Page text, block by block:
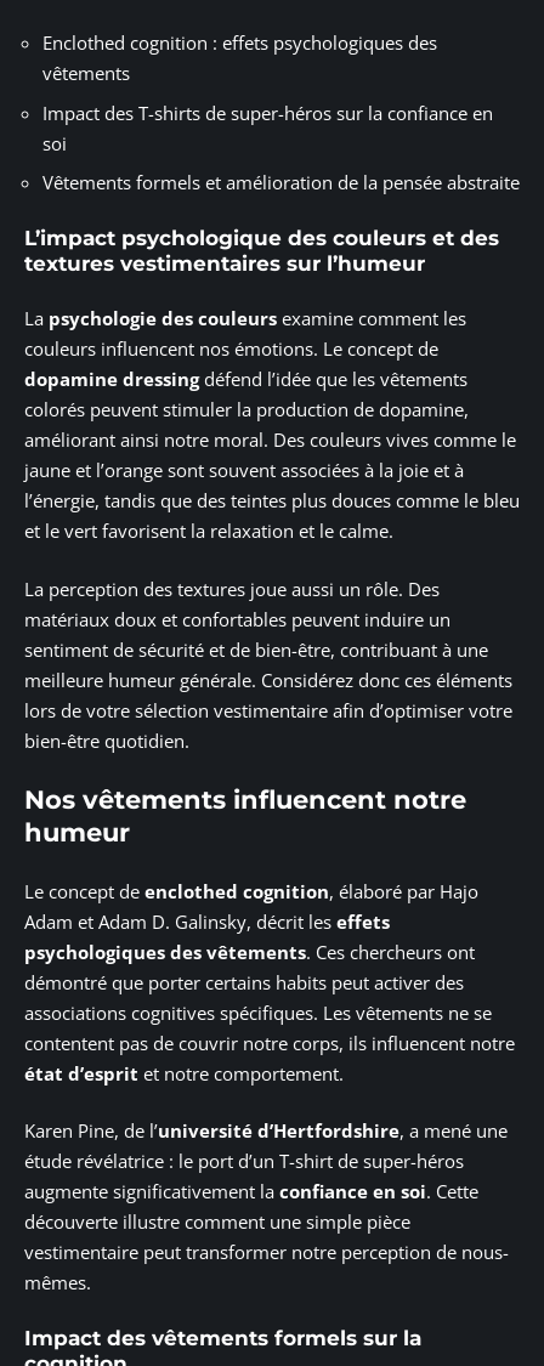
Enclothed cognition : effets psychologiques des
vêtements
Impact des T-shirts de super-héros sur la confiance en
soi
Vêtements formels et amélioration de la pensée abstraite
L’impact psychologique des couleurs et des
textures vestimentaires sur l’humeur
La psychologie des couleurs examine comment les
couleurs influencent nos émotions. Le concept de
dopamine dressingdéfend l’idée que les vêtements
colorés peuvent stimuler la production de dopamine,
améliorant ainsi notre moral. Des couleurs vives comme le
jaune et l’orange sont souvent associées à la joie et à
l’énergie, tandis que des teintes plus douces comme le bleu
et le vert favorisent la relaxation et le calme.
La perception des textures joue aussi un rôle. Des
matériaux doux et confortables peuvent induire un
sentiment de sécurité et de bien-être, contribuant à une
meilleure humeur générale. Considérez donc ces éléments
lors de votre sélection vestimentaire afin d’optimiser votre
bien-être quotidien.
Nos vêtements influencent notre
humeur
Le concept de enclothed cognition, élaboré par Hajo
Adam et Adam D. Galinsky, décrit les effets
psychologiques des vêtements. Ces chercheurs ont
démontré que porter certains habits peut activer des
associations cognitives spécifiques. Les vêtements ne se
contentent pas de couvrir notre corps, ils influencent notre
état d’esprit et notre comportement.
Karen Pine, de l’université d’Hertfordshire, a mené une
étude révélatrice : le port d’un T-shirt de super-héros
augmente significativement la confiance en soi. Cette
découverte illustre comment une simple pièce
vestimentaire peut transformer notre perception de nous-
mêmes.
Impact des vêtements formels sur la